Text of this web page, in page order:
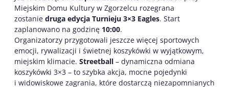
Miejskim Domu Kultury w Zgorzelcu rozegrana
zostanie druga edycja Turnieju 3×3 Eagles. Start
zaplanowano na godzinę 10:00.
Organizatorzy przygotowali jeszcze więcej sportowych
emocji, rywalizacji i świetnej koszykówki w wyjątkowym,
miejskim klimacie. Streetball – dynamiczna odmiana
koszykówki 3×3 – to szybka akcja, mocne pojedynki
i widowiskowe zagrania, które dostarczą niezapomnianych